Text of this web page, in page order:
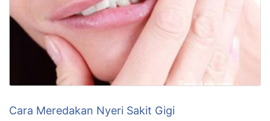
Cara Meredakan Nyeri Sakit Gigi